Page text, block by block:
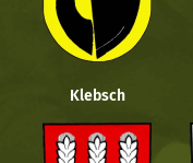
Klebsch